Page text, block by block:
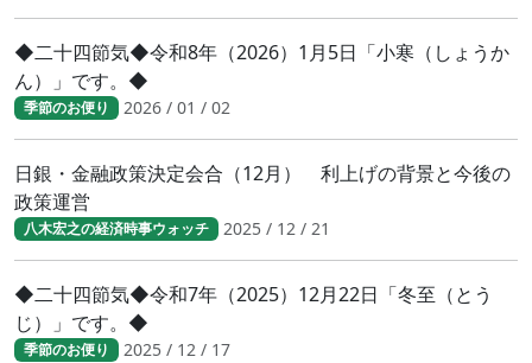
◆二十四節気◆令和8年（2026）1月5日「小寒（しょうか
ん）」です。◆
季節のお便り 2026 / 01 / 02
日銀・金融政策決定会合（12月） 利上げの背景と今後の
政策運営
八木宏之の経済時事ウォッチ 2025 / 12 / 21
◆二十四節気◆令和7年（2025）12月22日「冬至（とう
じ）」です。◆
季節のお便り 2025 / 12 / 17